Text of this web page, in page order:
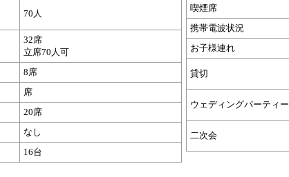
70人
32席
立席70人可
8席
席
20席
なし
16台
喫煙席
携帯電波状況
お子様連れ
貸切
ウェディングパーティー
二次会